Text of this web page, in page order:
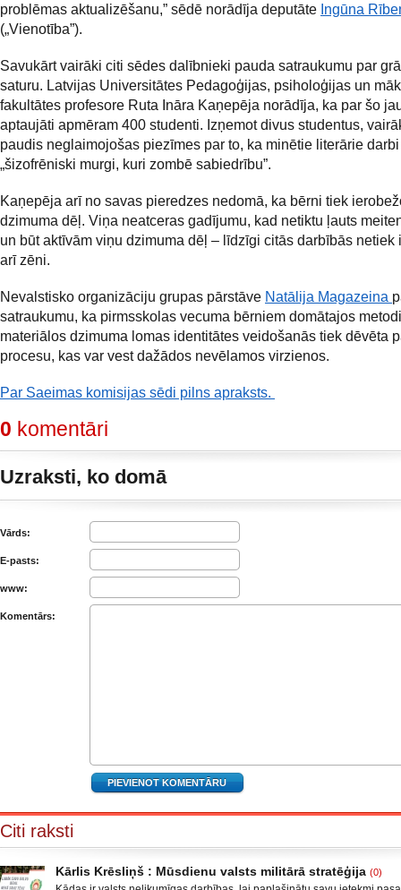
problēmas aktualizēšanu,” sēdē norādīja deputāte Ingūna
(„Vienotība”).
Savukārt vairāki citi sēdes dalībnieki pauda satraukumu par
saturu. Latvijas Universitātes Pedagoģijas, psiholoģijas un
fakultātes profesore Ruta Ināra Kaņepēja norādīja, ka par šo
aptaujāti apmēram 400 studenti. Izņemot divus studentus,
paudis neglaimojošas piezīmes par to, ka minētie literārie
„šizofrēniski murgi, kuri zombē sabiedrību”.
Kaņepēja arī no savas pieredzes nedomā, ka bērni tiek
dzimuma dēļ. Viņa neatceras gadījumu, kad netiktu ļauts
un būt aktīvām viņu dzimuma dēļ – līdzīgi citās darbībās netiek
arī zēni.
Nevalstisko organizāciju grupas pārstāve Natālija Magazeina
satraukumu, ka pirmsskolas vecuma bērniem domātajos
materiālos dzimuma lomas identitātes veidošanās tiek dēvēta
procesu, kas var vest dažādos nevēlamos virzienos.
Par Saeimas komisijas sēdi pilns apraksts.
0 komentāri
Uzraksti, ko domā
Vārds:
E-pasts:
www:
Komentārs:
Citi raksti
Kārlis Krēsliņš : Mūsdienu valsts militārā stratēģija (0)